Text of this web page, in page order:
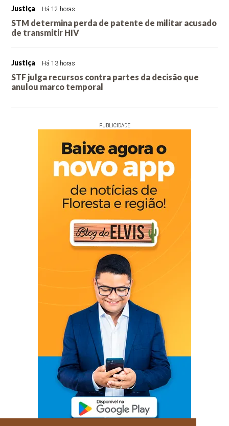
Justiça Há 12 horas
STM determina perda de patente de militar acusado
de transmitir HIV
Justiça Há 13 horas
STF julga recursos contra partes da decisão que
anulou marco temporal
PUBLICIDADE